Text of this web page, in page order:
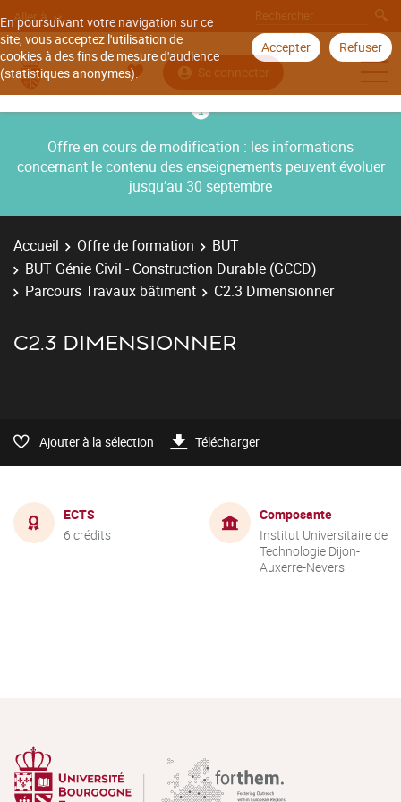
En poursuivant votre navigation sur ce
site, vous acceptez l'utilisation de
cookies à des fins de mesure d'audience
(statistiques anonymes).
Accepter Refuser
Aller à
Se connecter
Offre en cours de modification : les informations
concernant le contenu des enseignements peuvent évoluer
jusqu’au 30 septembre
Accueil Offre de formation
BUT
BUT Génie Civil - Construction Durable (GCCD)
Parcours Travaux bâtiment
C2.3 Dimensionner
C2.3 DIMENSIONNER
Ajouter à la sélection Télécharger
ECTS
6 crédits
Composante
Institut Universitaire de
Technologie Dijon-
Auxerre-Nevers